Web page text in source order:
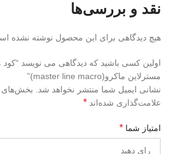
نقد و بررسی‌ها
هیچ دیدگاهی برای این محصول نوشته نشده
اولین کسی باشید که دیدگاهی می نویسد “کود
مسترلاین ماکرو(master line macro)”
نشانی ایمیل شما منتشر نخواهد شد. بخش‌های
علامت‌گذاری شده‌اند *
امتیاز شما *